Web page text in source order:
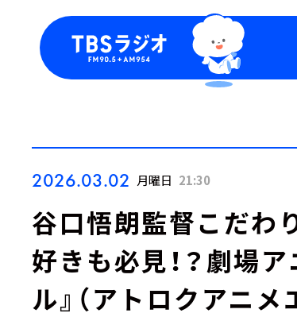
2026.03.02 月曜日 21:30
谷口悟朗監督こだわ
好きも必見！？劇場
ル』（アトロクアニ